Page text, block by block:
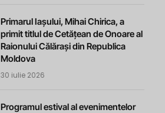
Primarul Iașului, Mihai Chirica, a
primit titlul de Cetățean de Onoare al
Raionului Călărași din Republica
Moldova
30 iulie 2026
Programul estival al evenimentelor